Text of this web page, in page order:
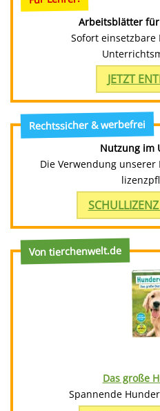
Arbeitsblätter
Sofort einsetzbare
JETZT
Rechtssicher & werbefrei
Nutzung im
Die Verwendung
Von tierchenwelt.de
Das große
Spannende